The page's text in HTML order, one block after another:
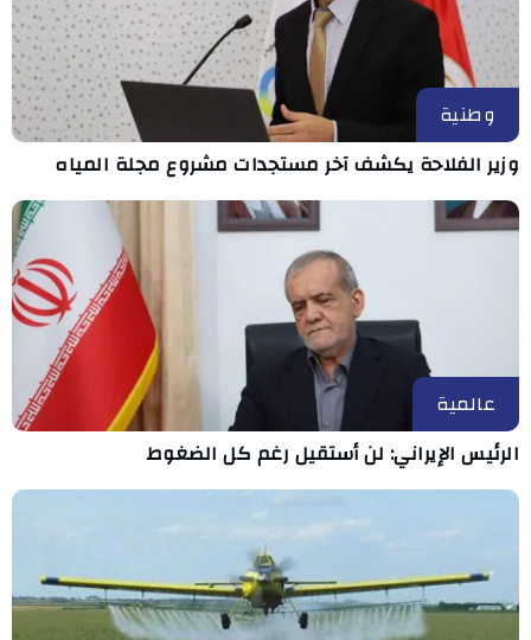
وطنية
وزير الفلاحة يكشف آخر مستجدات مشروع مجلة المياه
عالمية
الرئيس الإيراني: لن أستقيل رغم كل الضغوط